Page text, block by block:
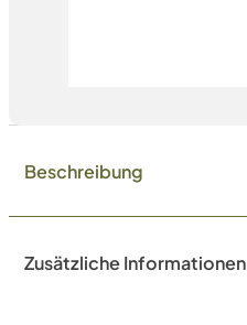
Beschreibung
Zusätzliche Informationen